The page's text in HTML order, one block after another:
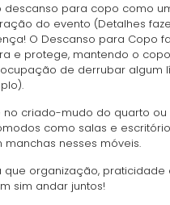
descanso para copo como
do evento (Detalhes
O Descanso para Copo
e protege, mantendo o
de derrubar algum
no criado-mudo do quarto ou
como salas e
manchas nesses móveis.
que organização, praticidade
sim andar juntos!